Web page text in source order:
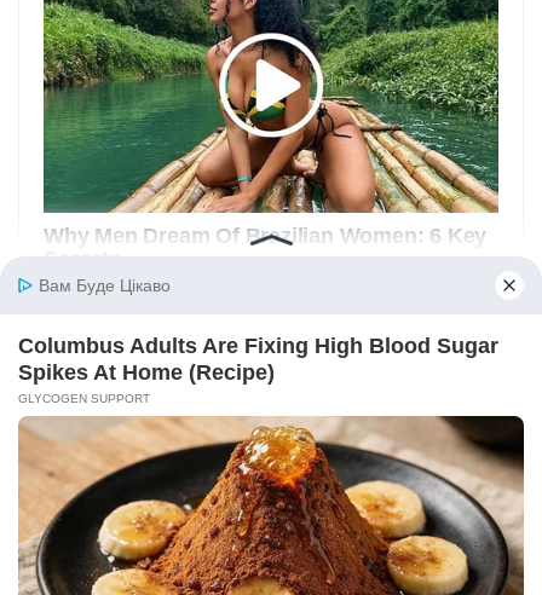
Вам Буде Цікаво
Columbus Adults Are Fixing High Blood Sugar
Spikes At Home (Recipe)
GLYCOGEN SUPPORT